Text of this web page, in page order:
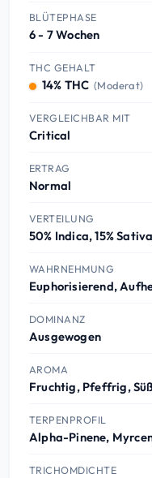
BLÜTEPHASE
6 - 7 Wochen
THC GEHALT
14% THC (Moderat)
VERGLEICHBAR MIT
Critical
ERTRAG
Normal
VERTEILUNG
50% Indica, 15%
WAHRNEHMUNG
Euphorisierend,
DOMINANZ
Ausgewogen
AROMA
Fruchtig, Pfeffrig,
TERPENPROFIL
Alpha-Pinene,
TRICHOMDICHTE